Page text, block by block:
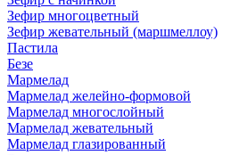
Зефир многоцветный
Зефир жевательный (маршмеллоу)
Пастила
Безе
Мармелад
Мармелад желейно-формовой
Мармелад многослойный
Мармелад жевательный
Мармелад глазированный